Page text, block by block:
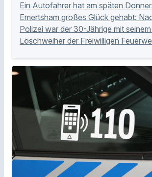
Ein Autofahrer hat am späten
Emertsham großes Glück gehabt:
Polizei war der 30-Jährige mit
Löschweiher der Freiwilligen